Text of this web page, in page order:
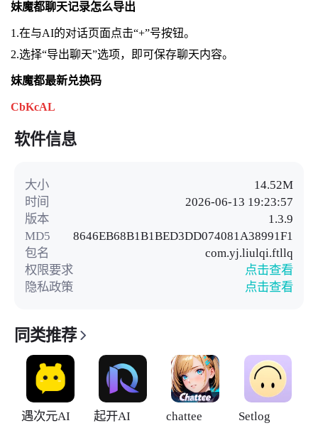
妹魔都聊天记录怎么导出
1.在与AI的对话页面点击“+”号按钮。
2.选择“导出聊天”选项，即可保存聊天内容。
妹魔都最新兑换码
CbKcAL
软件信息
大小
14.52M
时间
2026-06-13 19:23:57
版本
1.3.9
MD5
8646EB68B1B1BED3DD074081A38991F1
包名
com.yj.liulqi.ftllq
权限要求
点击查看
隐私政策
点击查看
同类推荐
遇次元AI 起开AI chattee Setlog